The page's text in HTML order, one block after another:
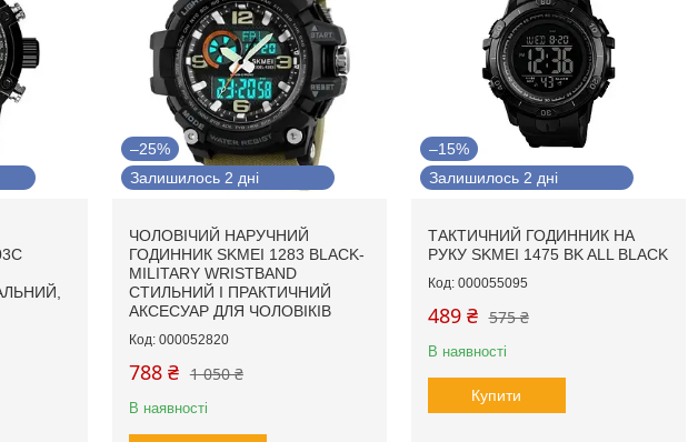
–25%
Залишилось 2 дні
ЧОЛОВІЧИЙ НАРУЧНИЙ
ГОДИННИК SKMEI 1283 BLACK-
MILITARY WRISTBAND
СТИЛЬНИЙ І ПРАКТИЧНИЙ
АКСЕСУАР ДЛЯ ЧОЛОВІКІВ
000052820
1 050 ₴
788 ₴
В наявності
–15%
Залишилось 2 дні
ТАКТИЧНИЙ ГОДИННИК НА
РУКУ SKMEI 1475 BK ALL BLACK
000055095
575 ₴
489 ₴
В наявності
Купити